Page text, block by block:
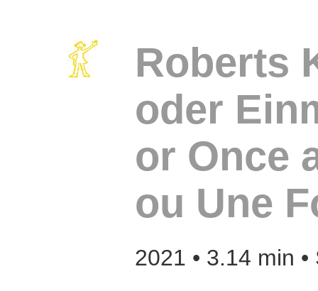
Roberts
oder
or Once
ou Une
2021 • 3.14 min